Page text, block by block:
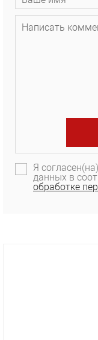
Я
данных в
обработке